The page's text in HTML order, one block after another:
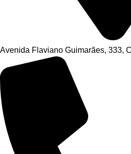
Avenida Flaviano Guimarães, 333,